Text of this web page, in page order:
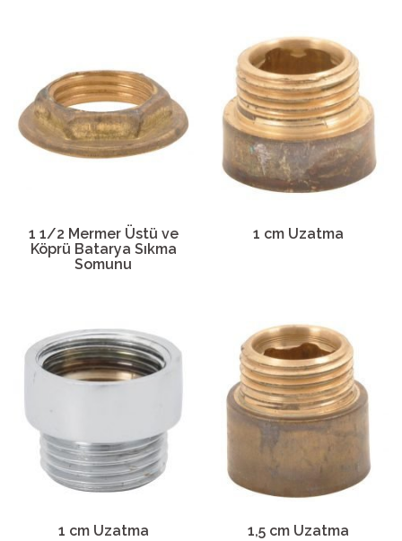
1 1/2 Mermer Üstü ve
Köprü Batarya Sıkma
Somunu
1 cm Uzatma
1 cm Uzatma 1,5 cm Uzatma